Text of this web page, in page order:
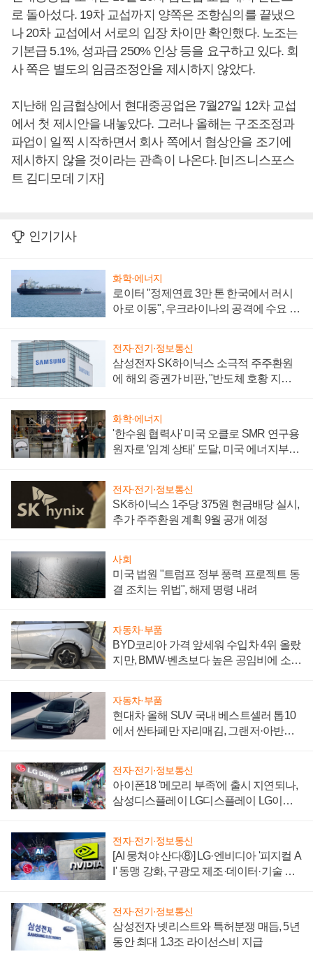
로 돌아섰다. 19차 교섭까지 양쪽은 조항심의를 끝냈으
나 20차 교섭에서 서로의 입장 차이만 확인했다. 노조는
기본급 5.1%, 성과급 250% 인상 등을 요구하고 있다. 회
사 쪽은 별도의 임금조정안을 제시하지 않았다.
지난해 임금협상에서 현대중공업은 7월27일 12차 교섭
에서 첫 제시안을 내놓았다. 그러나 올해는 구조조정과
파업이 일찍 시작하면서 회사 쪽에서 협상안을 조기에
제시하지 않을 것이라는 관측이 나온다. [비즈니스포스
트 김디모데 기자]
인기기사
화학·에너지
로이터 "정제연료 3만 톤 한국에서 러시
아로 이동", 우크라이나의 공격에 수요 늘
전자·전기·정보통신
삼성전자 SK하이닉스 소극적 주주환원
에 해외 증권가 비판, "반도체 호황 지속
화학·에너지
'한수원 협력사' 미국 오클로 SMR 연구용
원자로 '임계 상태' 도달, 미국 에너지부
전자·전기·정보통신
SK하이닉스 1주당 375원 현금배당 실시,
추가 주주환원 계획 9월 공개 예정
사회
미국 법원 "트럼프 정부 풍력 프로젝트 동
결 조치는 위법", 해제 명령 내려
자동차·부품
BYD코리아 가격 앞세워 수입차 4위 올랐
지만, BMW·벤츠보다 높은 공임비에 소비
자동차·부품
현대차 올해 SUV 국내 베스트셀러 톱10
에서 싼타페만 자리매김, 그랜저·아반떼
전자·전기·정보통신
아이폰18 '메모리 부족'에 출시 지연되나,
삼성디스플레이 LG디스플레이 LG이노
전자·전기·정보통신
[AI 뭉쳐야 산다⑧] LG·엔비디아 '피지컬 A
I' 동맹 강화, 구광모 제조·데이터·기술 결
전자·전기·정보통신
삼성전자 넷리스트와 특허분쟁 매듭, 5년
동안 최대 1.3조 라이선스비 지급